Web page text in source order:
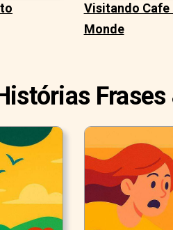
Visitando Cafe
Monde